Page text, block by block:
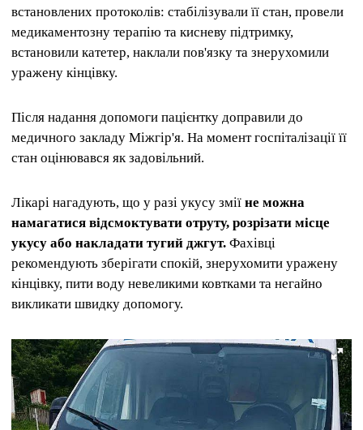
встановлених протоколів: стабілізували її стан, провели
медикаментозну терапію та кисневу підтримку,
встановили катетер, наклали пов'язку та знерухомили
уражену кінцівку.
Після надання допомоги пацієнтку доправили до
медичного закладу Міжгір'я. На момент госпіталізації її
стан оцінювався як задовільний.
Лікарі нагадують, що у разі укусу змії не можна
намагатися відсмоктувати отруту, розрізати місце
укусу або накладати тугий джгут. Фахівці
рекомендують зберігати спокій, знерухомити уражену
кінцівку, пити воду невеликими ковтками та негайно
викликати швидку допомогу.